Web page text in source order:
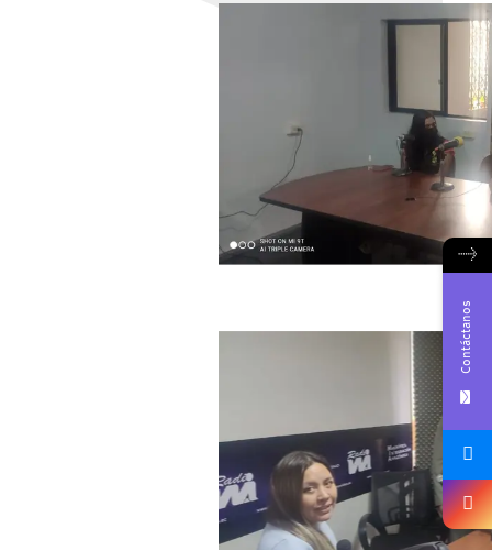
→
Contáctanos